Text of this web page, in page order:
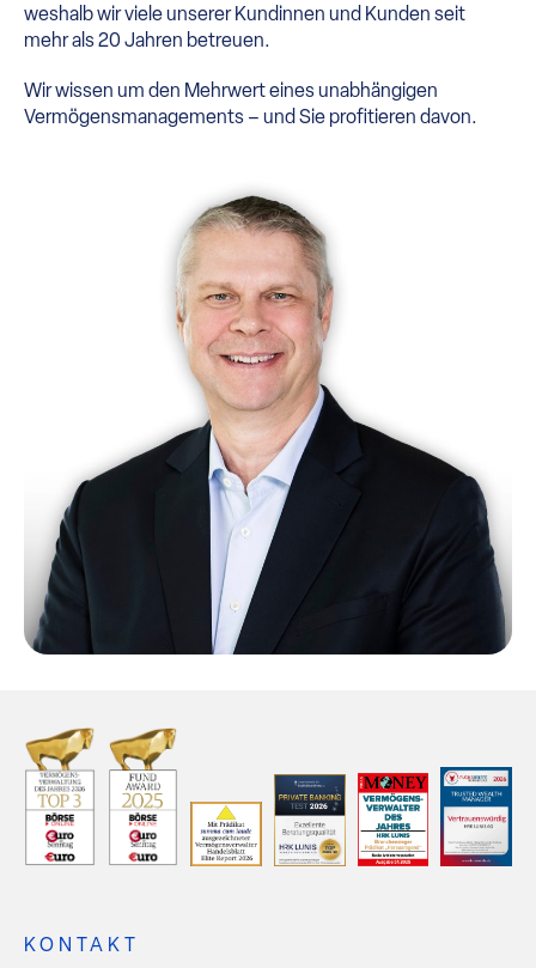
weshalb wir viele unserer Kundinnen und Kunden seit
mehr als 20 Jahren betreuen.
Wir wissen um den Mehrwert eines unabhängigen
Vermögensmanagements – und Sie profitieren davon.
KONTAKT